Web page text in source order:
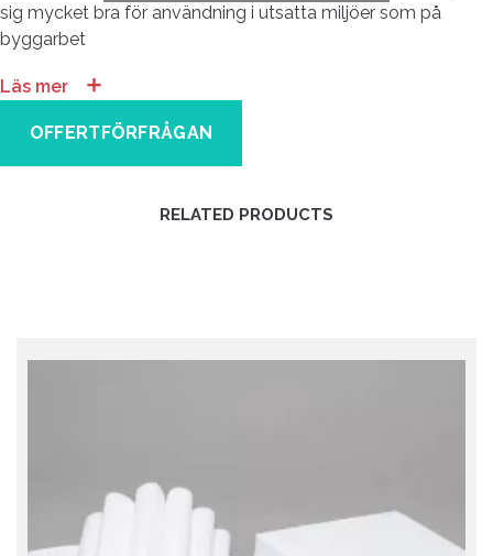
sig mycket bra för användning i utsatta miljöer som på
byggarbet
Läs mer ＋
OFFERTFÖRFRÅGAN
RELATED PRODUCTS